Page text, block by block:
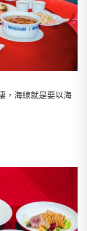
，海線就是要以海